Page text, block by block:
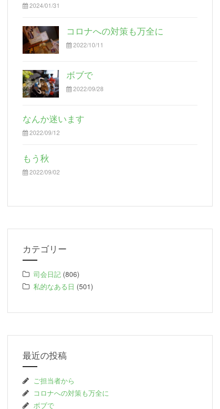
2024/01/31
コロナへの対策も万全に
2022/10/11
ボブで
2022/09/28
なんか迷います
2022/09/12
もう秋
2022/09/02
カテゴリー
司会日記 (806)
私的なある日 (501)
最近の投稿
ご担当者から
コロナへの対策も万全に
ボブで